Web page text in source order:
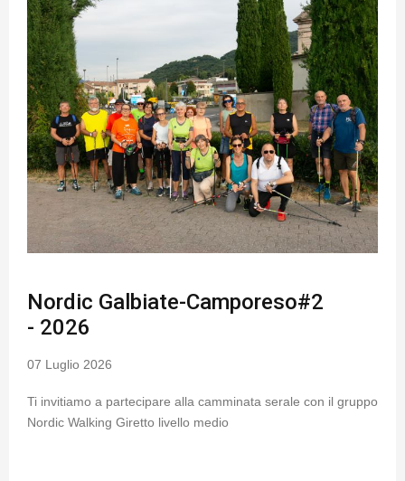
Nordic Galbiate-Camporeso#2
- 2026
07 Luglio 2026
Ti invitiamo a partecipare alla camminata serale con il gruppo
Nordic Walking Giretto livello medio